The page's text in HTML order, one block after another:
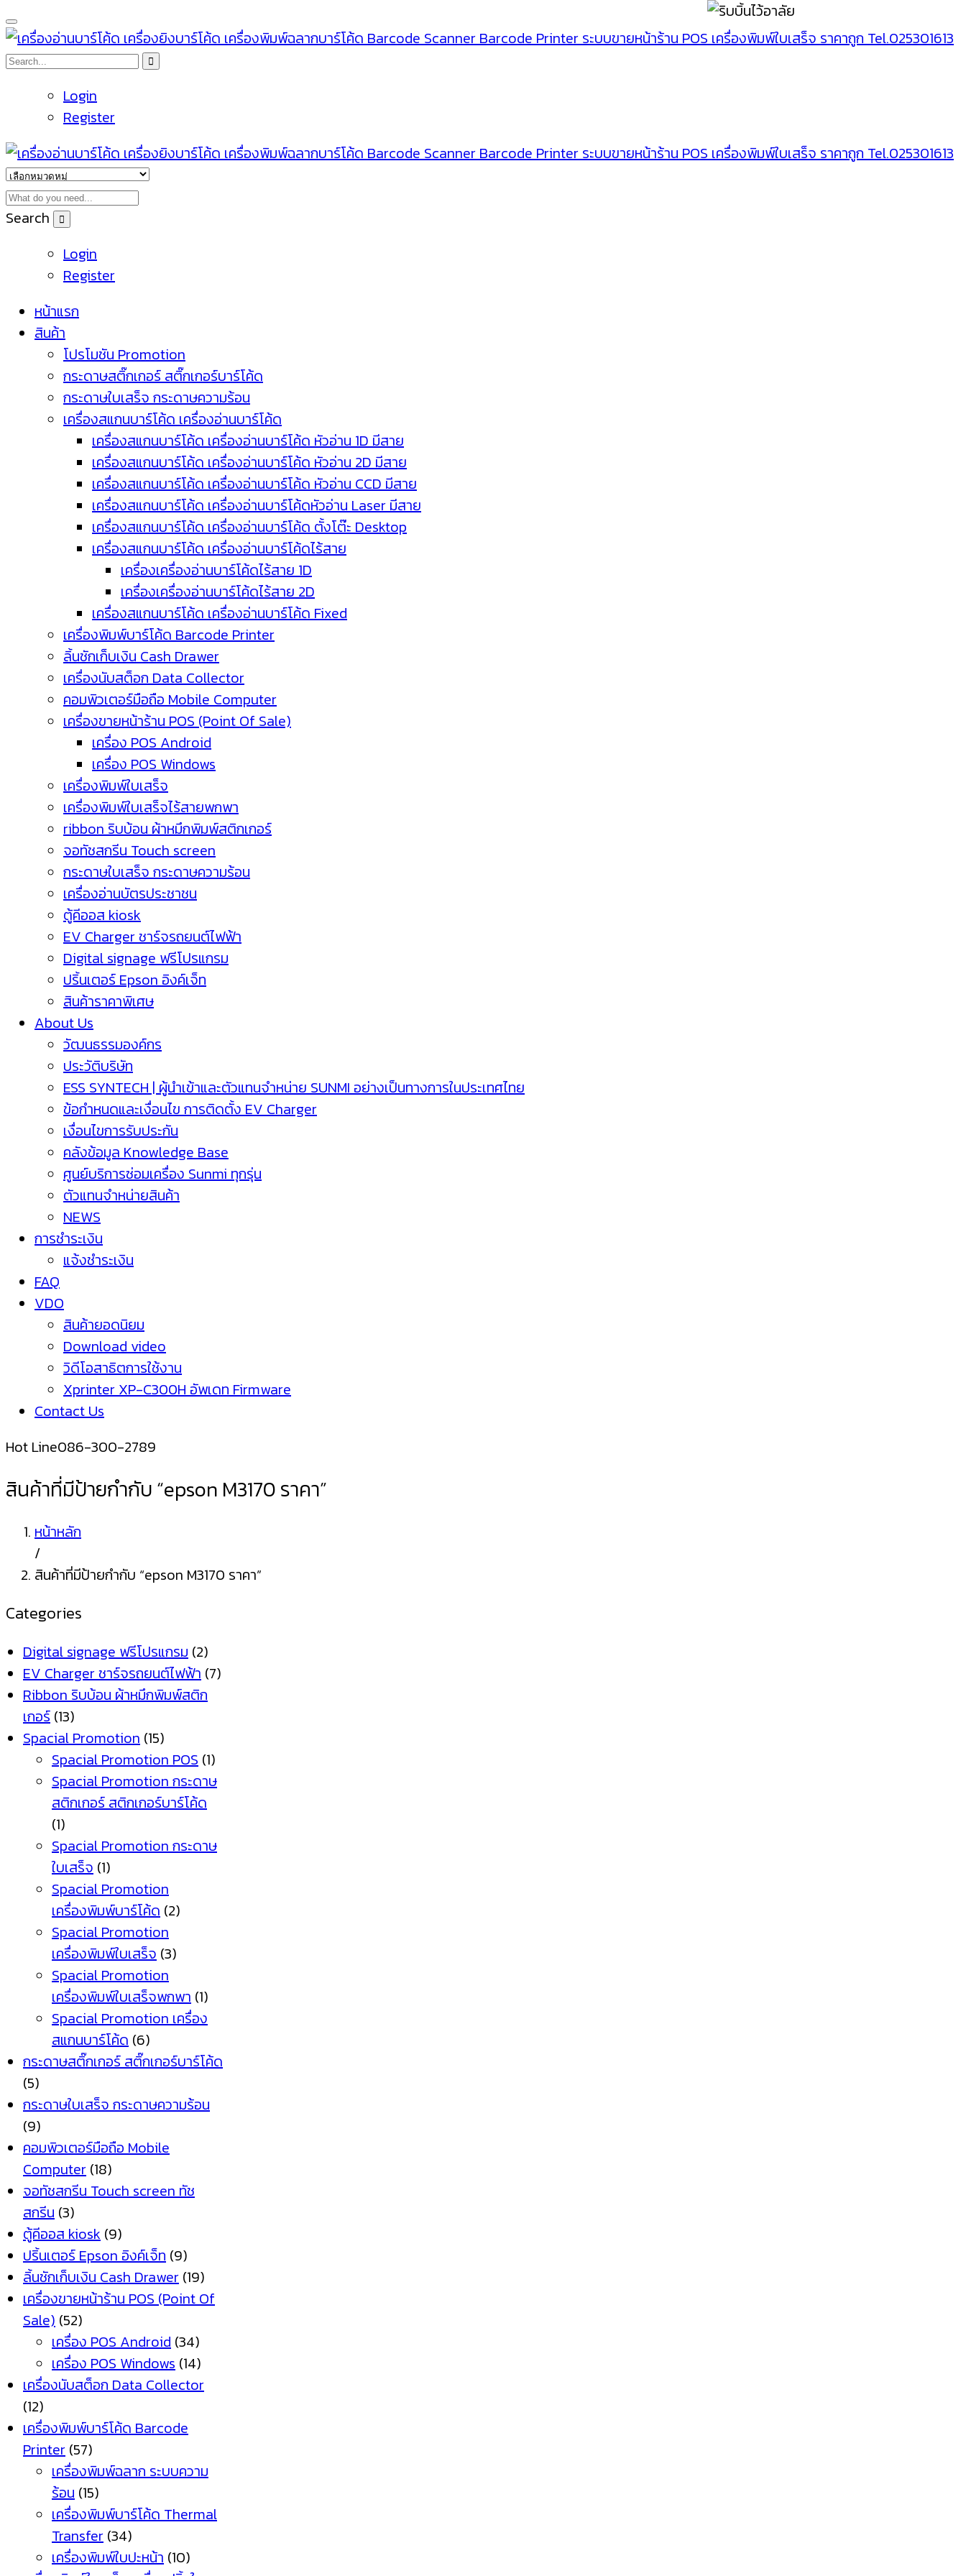
Login
Register
Search
Login
Register
หน้าแรก
สินค้า
โปรโมชัน Promotion
กระดาษสติ๊กเกอร์ สติ๊กเกอร์บาร์โค้ด
กระดาษใบเสร็จ กระดาษความร้อน
เครื่องสแกนบาร์โค้ด เครื่องอ่านบาร์โค้ด
เครื่องสแกนบาร์โค้ด เครื่องอ่านบาร์โค้ด หัวอ่าน 1D มีสาย
เครื่องสแกนบาร์โค้ด เครื่องอ่านบาร์โค้ด หัวอ่าน 2D มีสาย
เครื่องสแกนบาร์โค้ด เครื่องอ่านบาร์โค้ด หัวอ่าน CCD มีสาย
เครื่องสแกนบาร์โค้ด เครื่องอ่านบาร์โค้ดหัวอ่าน Laser มีสาย
เครื่องสแกนบาร์โค้ด เครื่องอ่านบาร์โค้ด ตั้งโต๊ะ Desktop
เครื่องสแกนบาร์โค้ด เครื่องอ่านบาร์โค้ดไร้สาย
เครื่องเครื่องอ่านบาร์โค้ดไร้สาย 1D
เครื่องเครื่องอ่านบาร์โค้ดไร้สาย 2D
เครื่องสแกนบาร์โค้ด เครื่องอ่านบาร์โค้ด Fixed
เครื่องพิมพ์บาร์โค้ด Barcode Printer
ลิ้นชักเก็บเงิน Cash Drawer
เครื่องนับสต็อก Data Collector
คอมพิวเตอร์มือถือ Mobile Computer
เครื่องขายหน้าร้าน POS (Point Of Sale)
เครื่อง POS Android
เครื่อง POS Windows
เครื่องพิมพ์ใบเสร็จ
เครื่องพิมพ์ใบเสร็จไร้สายพกพา
ribbon ริบบ้อน ผ้าหมึกพิมพ์สติกเกอร์
จอทัชสกรีน Touch screen
กระดาษใบเสร็จ กระดาษความร้อน
เครื่องอ่านบัตรประชาชน
ตู้คีออส kiosk
EV Charger ชาร์จรถยนต์ไฟฟ้า
Digital signage ฟรีโปรแกรม
ปริ้นเตอร์ Epson อิงค์เจ็ท
สินค้าราคาพิเศษ
About Us
วัฒนธรรมองค์กร
ประวัติบริษัท
ESS SYNTECH | ผู้นำเข้าและตัวแทนจำหน่าย SUNMI อย่างเป็นทางการในประเทศไทย
ข้อกำหนดและเงื่อนไข การติดตั้ง EV Charger
เงื่อนไขการรับประกัน
คลังข้อมูล Knowledge Base
ศูนย์บริการซ่อมเครื่อง Sunmi ทุกรุ่น
ตัวแทนจำหน่ายสินค้า
NEWS
การชำระเงิน
แจ้งชำระเงิน
FAQ
VDO
สินค้ายอดนิยม
Download video
วิดีโอสาธิตการใช้งาน
Xprinter XP-C300H อัพเดท Firmware
Contact Us
Hot Line086-300-2789
สินค้าที่มีป้ายกำกับ “epson M3170 ราคา”
หน้าหลัก
/
สินค้าที่มีป้ายกำกับ “epson M3170 ราคา”
Categories
Digital signage ฟรีโปรแกรม (2)
EV Charger ชาร์จรถยนต์ไฟฟ้า (7)
Ribbon ริบบ้อน ผ้าหมึกพิมพ์สติก
เกอร์ (13)
Spacial Promotion (15)
Spacial Promotion POS (1)
Spacial Promotion กระดาษ
สติกเกอร์ สติกเกอร์บาร์โค้ด
(1)
Spacial Promotion กระดาษ
ใบเสร็จ (1)
Spacial Promotion
เครื่องพิมพ์บาร์โค้ด (2)
Spacial Promotion
เครื่องพิมพ์ใบเสร็จ (3)
Spacial Promotion
เครื่องพิมพ์ใบเสร็จพกพา (1)
Spacial Promotion เครื่อง
สแกนบาร์โค้ด (6)
กระดาษสติ๊กเกอร์ สติ๊กเกอร์บาร์โค้ด
(5)
กระดาษใบเสร็จ กระดาษความร้อน
(9)
คอมพิวเตอร์มือถือ Mobile
Computer (18)
จอทัชสกรีน Touch screen ทัช
สกรีน (3)
ตู้คีออส kiosk (9)
ปริ้นเตอร์ Epson อิงค์เจ็ท (9)
ลิ้นชักเก็บเงิน Cash Drawer (19)
เครื่องขายหน้าร้าน POS (Point Of
Sale) (52)
เครื่อง POS Android (34)
เครื่อง POS Windows (14)
เครื่องนับสต็อก Data Collector
(12)
เครื่องพิมพ์บาร์โค้ด Barcode
Printer (57)
เครื่องพิมพ์ฉลาก ระบบความ
ร้อน (15)
เครื่องพิมพ์บาร์โค้ด Thermal
Transfer (34)
เครื่องพิมพ์ใบปะหน้า (10)